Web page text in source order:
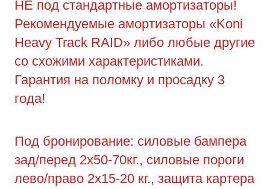
НЕ под стандартные амортизаторы!
Рекомендуемые амортизаторы «Koni
Heavy Track RAID» либо любые другие
со схожими характеристиками.
Гарантия на поломку и просадку 3
года!
Под бронирование: силовые бампера
зад/перед 2х50-70кг., силовые пороги
лево/право 2х15-20 кг., защита картера